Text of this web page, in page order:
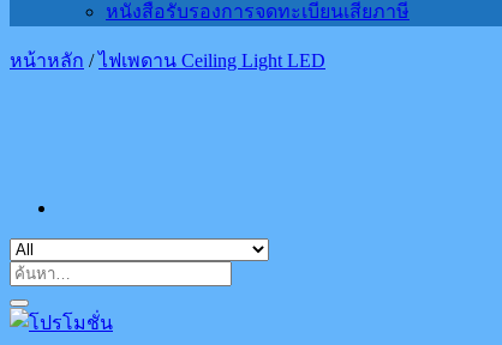
หนังสือรับรองการจดทะเบียนเสียภาษี
หน้าหลัก / ไฟเพดาน Ceiling Light LED
ค้นหา: